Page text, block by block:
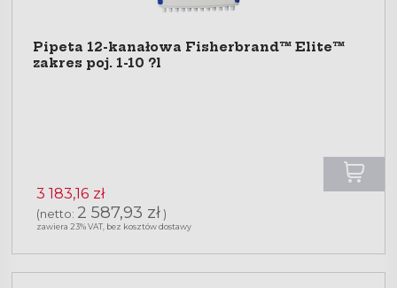
Pipeta 12-kanałowa Fisherbrand™ Elite™
zakres poj. 1-10 ?l
3 183,16 zł
(netto: 2 587,93 zł)
zawiera 23% VAT, bez kosztów dostawy